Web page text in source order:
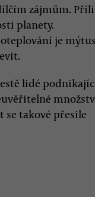
zájmům.
planety.
je
lidé
se takové přesile